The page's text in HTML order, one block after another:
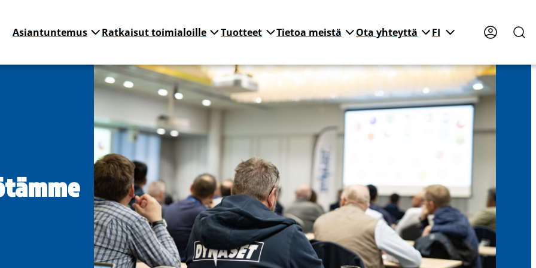
Asiantuntemus Ratkaisut toimialoille Tuotteet Tietoa meistä Ota yhteyttä FI